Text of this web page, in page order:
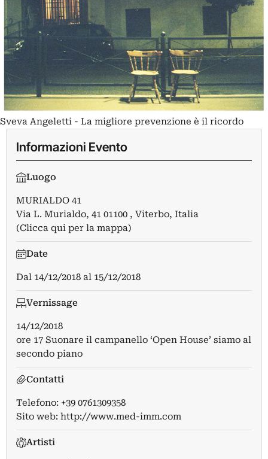
Sveva Angeletti - La migliore prevenzione è il ricordo
Informazioni Evento
Luogo
MURIALDO 41
Via L. Murialdo, 41 01100 , Viterbo, Italia
(Clicca qui per la mappa)
Date
Dal 14/12/2018 al 15/12/2018
Vernissage
14/12/2018
ore 17 Suonare il campanello ‘Open House’ siamo al
secondo piano
Contatti
Telefono: +39 0761309358
Sito web: http://www.med-imm.com
Artisti